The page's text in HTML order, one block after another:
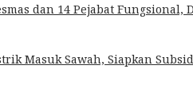
dan 14 Pejabat
Masuk Sawah, Siapkan